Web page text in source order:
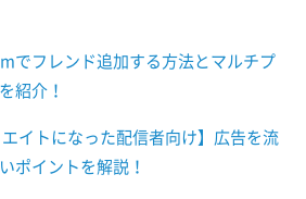
でフレンド追加する方法とマルチプ
紹介！
イトになった配信者向け】広告を流
ポイントを解説！